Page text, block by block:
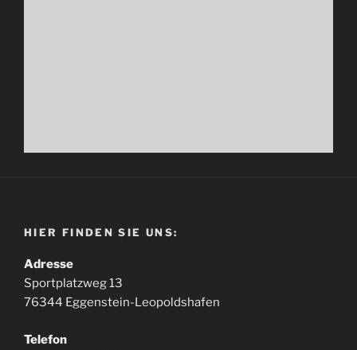
HIER FINDEN SIE UNS:
Adresse
Sportplatzweg 13
76344 Eggenstein-Leopoldshafen
Telefon